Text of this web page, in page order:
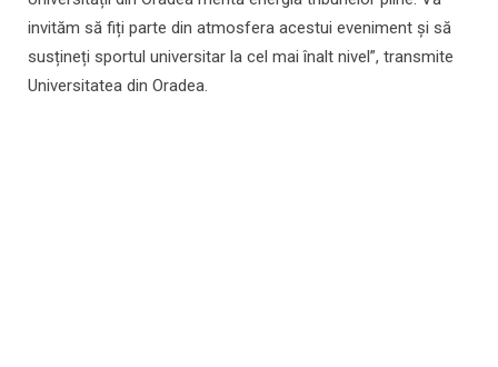
invităm să fiți parte din atmosfera acestui eveniment și să
susțineți sportul universitar la cel mai înalt nivel”, transmite
Universitatea din Oradea.